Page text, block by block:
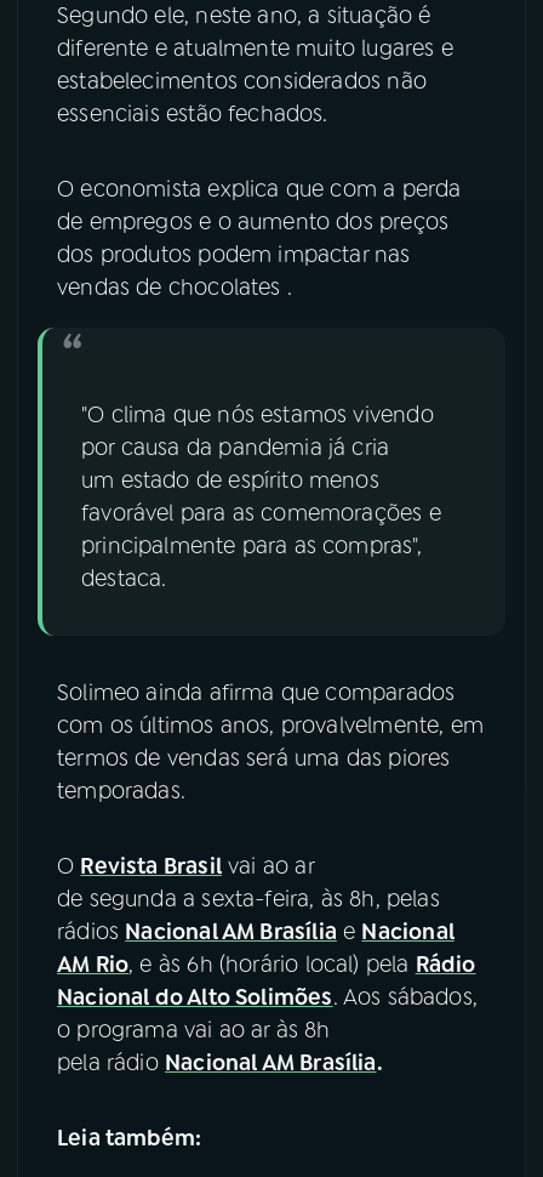
TikTok
Segundo ele, neste ano, a situação é
diferente e atualmente muito lugares e
estabelecimentos considerados não
essenciais estão fechados.
O economista explica que com a perda
de empregos e o aumento dos preços
dos produtos podem impactar nas
vendas de chocolates .
"O clima que nós estamos vivendo
por causa da pandemia já cria
um estado de espírito menos
favorável para as comemorações e
principalmente para as compras",
destaca.
Solimeo ainda afirma que comparados
com os últimos anos, provalvelmente, em
termos de vendas será uma das piores
temporadas.
O Revista Brasilvai ao ar
de segunda a sexta-feira, às 8h, pelas
rádios Nacional AM Brasília e Nacional
AM Rio, e às 6h (horário local) pela Rádio
Nacional do Alto Solimões. Aos sábados,
o programa vai ao ar às 8h
pela rádio Nacional AM Brasília.
Leia também: